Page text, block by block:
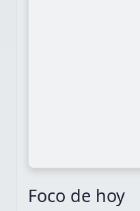
Foco de hoy